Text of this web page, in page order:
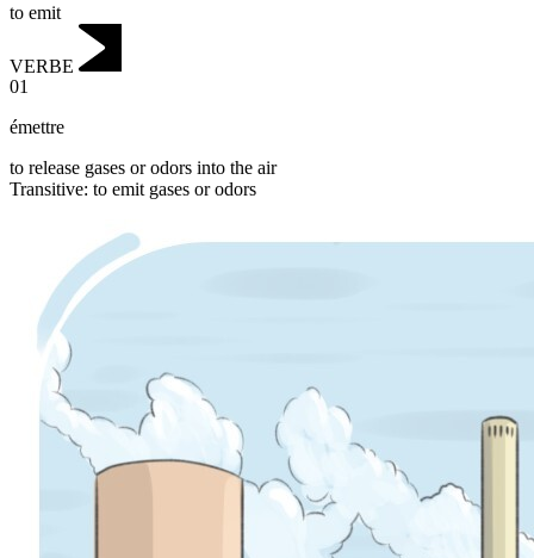
to emit
VERBE
01
émettre
to release gases or odors into the air
Transitive: to emit gases or odors